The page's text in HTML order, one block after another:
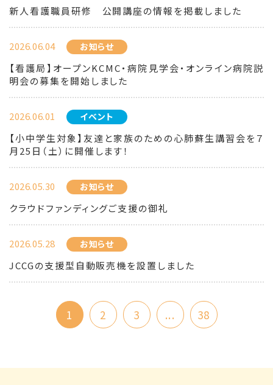
新人看護職員研修 公開講座の情報を掲載しました
2026.06.04 お知らせ
【看護局】オープンKCMC・病院見学会・オンライン病院説
明会の募集を開始しました
2026.06.01 イベント
【小中学生対象】友達と家族のための心肺蘇生講習会を７
月25日（土）に開催します！
2026.05.30 お知らせ
クラウドファンディングご支援の御礼
2026.05.28 お知らせ
JCCGの支援型自動販売機を設置しました
1 2 3 ... 38